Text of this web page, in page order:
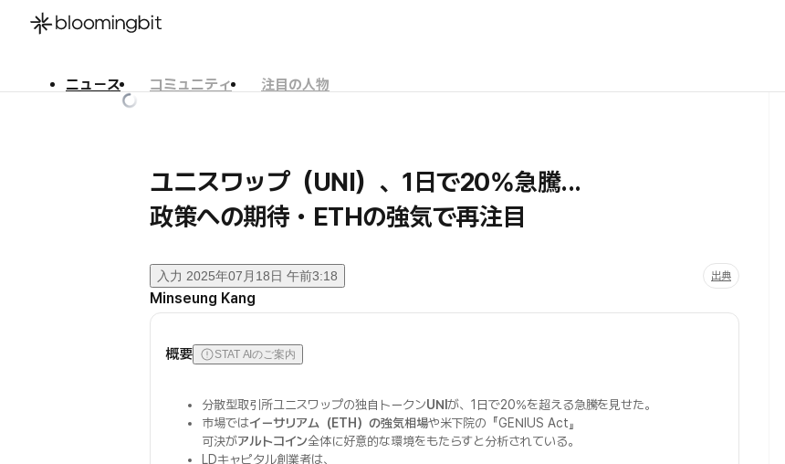
ニュース コミュニティ
注目の人物
ユニスワップ（UNI）、1日で20%急騰...
政策への期待・ETHの強気で再注目
入力 2025年07月18日 午前3:18 出典
Minseung Kang
概要 STAT AIのご案内
分散型取引所ユニスワップの独自トークンUNIが、1日で20%を超える急騰を見せた。
市場ではイーサリアム（ETH）の強気相場や米下院の『GENIUS Act』
可決がアルトコイン全体に好意的な環境をもたらすと分析されている。
LDキャピタル創業者は、